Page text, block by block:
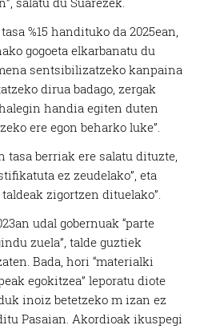
%15 handituko da 2025ean,
gogoeta elkarbanatu du
sentsibilizatzeko kanpaina
dirua badago, zergak
handia egiten duten
ere egon beharko luke”.
tasa berriak ere salatu dituzte,
ez zeudelako”, eta
zigortzen dituelako”.
udal gobernuak “parte
zuela”, talde guztiek
Bada, hori “materialki
egokitzea” leporatu diote
inoiz betetzeko m izan ez
Pasaian. Akordioak ikuspegi